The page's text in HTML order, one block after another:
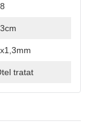
tratat